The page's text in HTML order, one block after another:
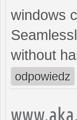
windows
without
odpowiedz